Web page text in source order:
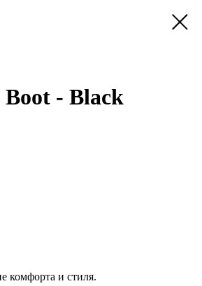
- Black
комфорта и стиля.